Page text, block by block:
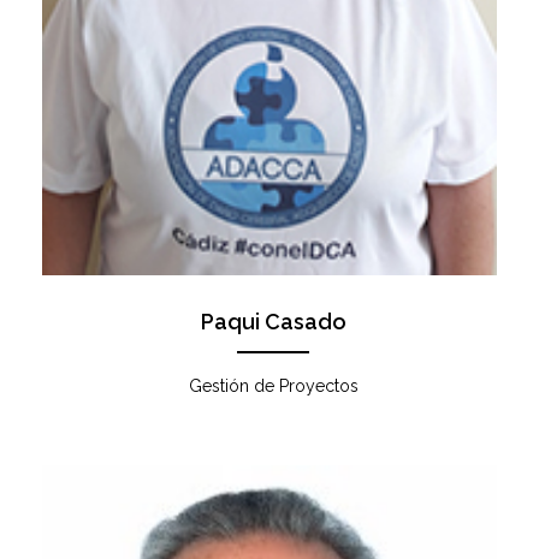
Paqui Casado
Gestión de Proyectos